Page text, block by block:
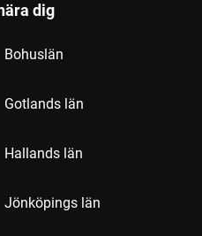
dig
Bohuslän
Gotlands län
Hallands län
Jönköpings län